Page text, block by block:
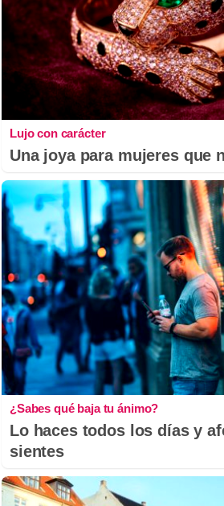
Lujo con carácter
Una joya para mujeres que
¿Sabes qué baja tu ánimo?
Lo haces todos los días y
sientes